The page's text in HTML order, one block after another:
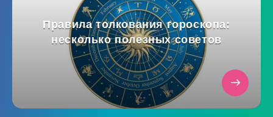
Правила толкования гороскопа:
несколько полезных советов